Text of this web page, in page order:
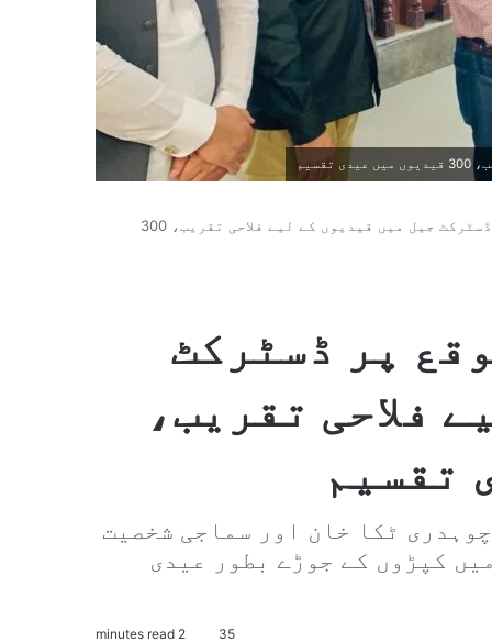
جہلم: عیدالفطر کے موقع پر ڈسٹرکٹ جیل میں قیدیوں کے لیے فلاحی تقریب، 300
پر ڈسٹرکٹ
فلاحی تقریب،
ٹکا خان اور سماجی شخصیت
سے تقریباً 300 قیدیوں میں کپڑوں کے جوڑے بطور عیدی
35